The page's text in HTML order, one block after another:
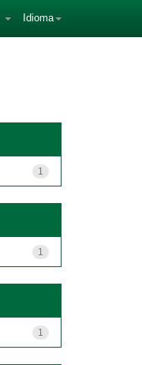
Idioma
1
1
1